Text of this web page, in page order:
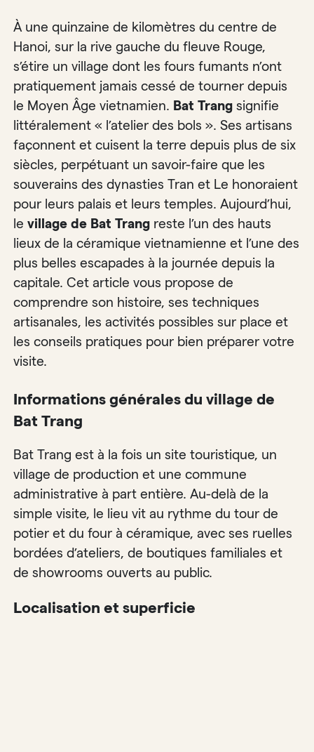
À une quinzaine de kilomètres du centre de
Hanoi, sur la rive gauche du fleuve Rouge,
s’étire un village dont les fours fumants n’ont
pratiquement jamais cessé de tourner depuis
le Moyen Âge vietnamien. Bat Trang signifie
littéralement « l’atelier des bols ». Ses artisans
façonnent et cuisent la terre depuis plus de six
siècles, perpétuant un savoir-faire que les
souverains des dynasties Tran et Le honoraient
pour leurs palais et leurs temples. Aujourd’hui,
levillage de Bat Trang reste l’un des hauts
lieux de la céramique vietnamienne et l’une des
plus belles escapades à la journée depuis la
capitale. Cet article vous propose de
comprendre son histoire, ses techniques
artisanales, les activités possibles sur place et
les conseils pratiques pour bien préparer votre
visite.
Informations générales du village de
Bat Trang
Bat Trang est à la fois un site touristique, un
village de production et une commune
administrative à part entière. Au-delà de la
simple visite, le lieu vit au rythme du tour de
potier et du four à céramique, avec ses ruelles
bordées d’ateliers, de boutiques familiales et
de showrooms ouverts au public.
Localisation et superficie